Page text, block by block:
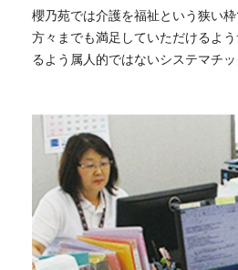
櫻乃苑では介護を福祉という狭い
方々までも満足していただけるよ
るよう属人的ではないシステマチ